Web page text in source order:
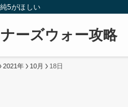
5がほしい
ーズウォー攻略
2021年 10月 18日